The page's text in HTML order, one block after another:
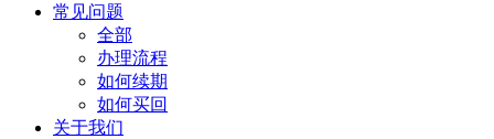
常见问题
全部
办理流程
如何续期
如何买回
关于我们